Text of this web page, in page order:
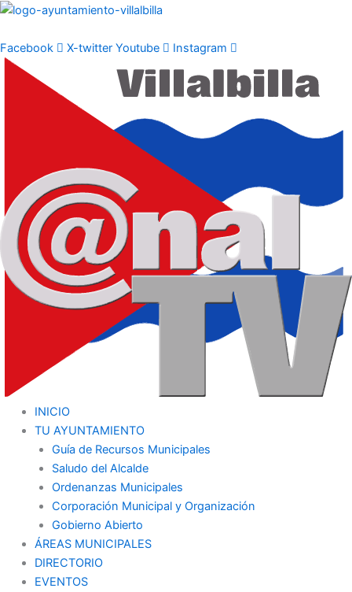
Ir
contenido
Facebook X-twitter Youtube Instagram
INICIO
TU AYUNTAMIENTO
Guía de Recursos Municipales
Saludo del Alcalde
Ordenanzas Municipales
Corporación Municipal y Organización
Gobierno Abierto
ÁREAS MUNICIPALES
DIRECTORIO
EVENTOS